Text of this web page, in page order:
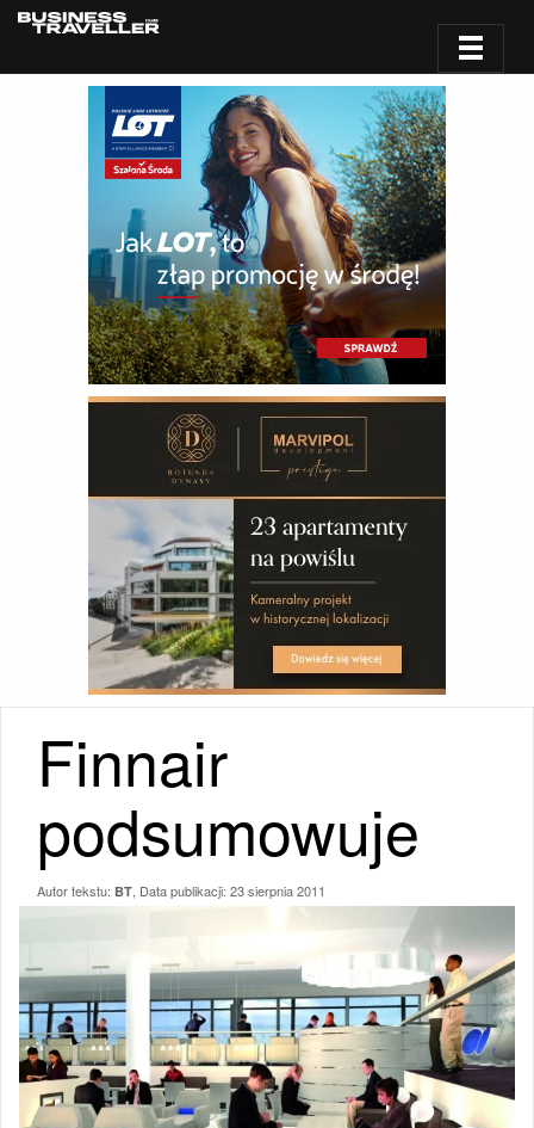
Finnair
podsumowuje
Autor tekstu: BT , Data publikacji: 23 sierpnia 2011